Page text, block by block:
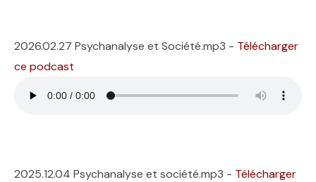
2026.02.27 Psychanalyse et Société.mp3 - Télécharger
ce podcast
2025.12.04 Psychanalyse et société.mp3 - Télécharger